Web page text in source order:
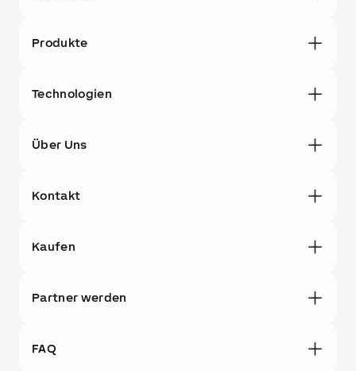
Produkte
Technologien
Über Uns
Kontakt
Kaufen
Partner werden
FAQ